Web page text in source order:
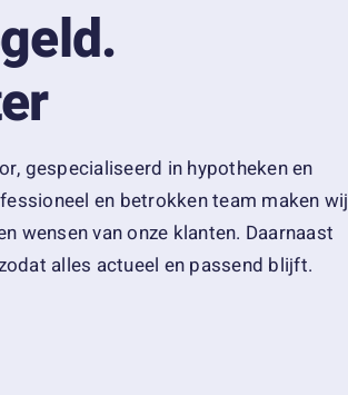
gespecialiseerd in hypotheken en
en betrokken team maken wij
wensen van onze klanten. Daarnaast
alles actueel en passend blijft.